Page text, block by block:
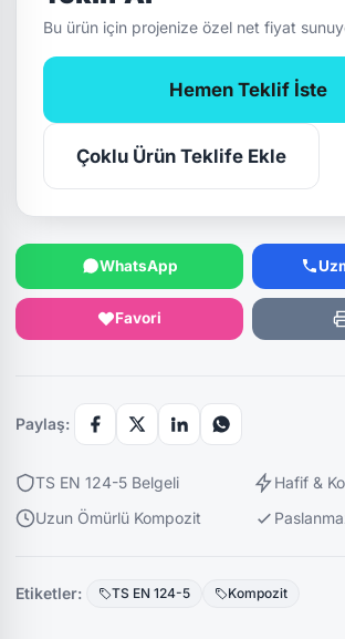
Bu ürün için projenize özel net fiyat
Hemen Teklif İste
Çoklu Ürün Teklife Ekle
WhatsApp
Favori
Paylaş:
TS EN 124-5 Belgeli
Hafif &
Uzun Ömürlü Kompozit
Etiketler: TS EN 124-5 Kompozit